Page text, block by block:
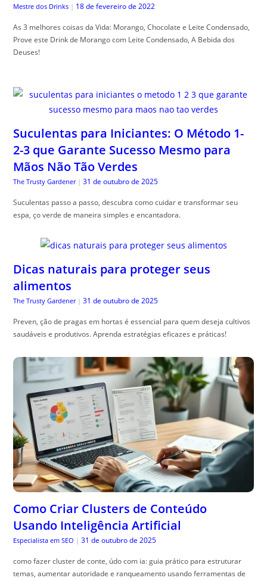
Mestre dos Drinks | 18 de fevereiro de 2022
As 3 melhores coisas da Vida: Morango, Chocolate e Leite Condensado,
Prove este Drink de Morango com Leite Condensado, A Bebida dos
Deuses!
Suculentas para Iniciantes: O Método 1-
2-3 que Garante Sucesso Mesmo para
Mãos Não Tão Verdes
The Trusty Gardener | 31 de outubro de 2025
Suculentas passo a passo, descubra como cuidar e transformar seu
espa, ço verde de maneira simples e encantadora.
Dicas naturais para proteger seus
alimentos
The Trusty Gardener | 31 de outubro de 2025
Preven, ção de pragas em hortas é essencial para quem deseja cultivos
saudáveis e produtivos. Aprenda estratégias eficazes e práticas!
Como Criar Clusters de Conteúdo
Usando Inteligência Artificial
Especialista em SEO | 31 de outubro de 2025
como fazer cluster de conte, údo com ia: guia prático para estruturar
temas, aumentar autoridade e ranqueamento usando ferramentas de